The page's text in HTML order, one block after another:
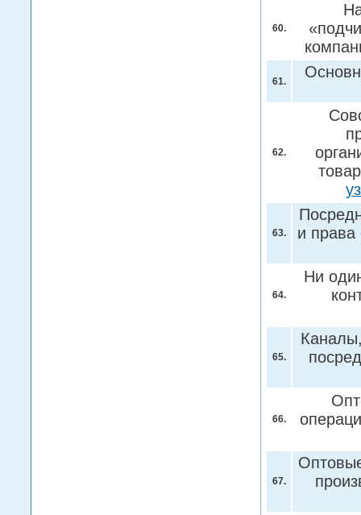
60.
61.
62.
63.
и права
64.
Ни
65.
66.
67.